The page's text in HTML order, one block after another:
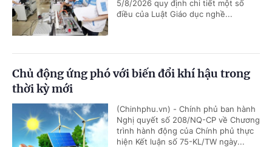
5/8/2026 quy định chi tiết một số
điều của Luật Giáo dục nghề...
Chủ động ứng phó với biến đổi khí hậu trong
thời kỳ mới
(Chinhphu.vn) - Chính phủ ban hành
Nghị quyết số 208/NQ-CP về Chương
trình hành động của Chính phủ thực
hiện Kết luận số 75-KL/TW ngày...